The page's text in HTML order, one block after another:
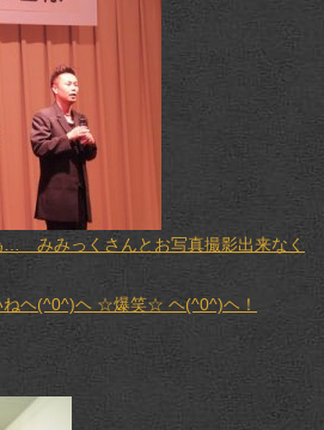
… みみっくさんとお写真撮影出来なく
ねヘ(^0^)ヘ ☆爆笑☆ ヘ(^0^)ヘ！